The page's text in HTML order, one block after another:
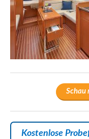
Schau
Kostenlose